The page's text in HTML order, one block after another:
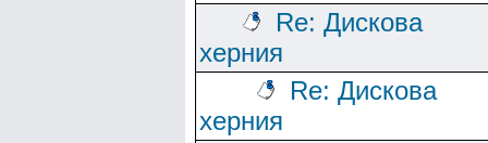
Re: Дискова
херния
Re: Дискова
херния